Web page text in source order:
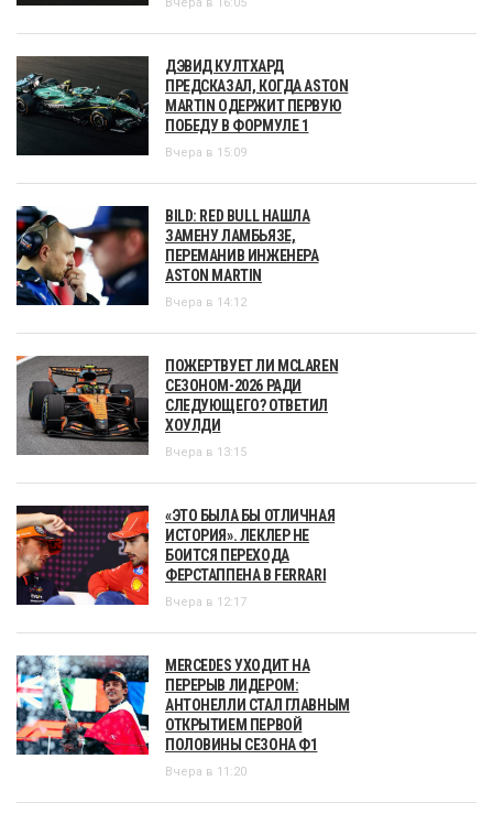
ДЭВИД КУЛТХАРД
ПРЕДСКАЗАЛ, КОГДА ASTON
MARTIN ОДЕРЖИТ ПЕРВУЮ
ПОБЕДУ В ФОРМУЛЕ 1
Вчера в 15:09
BILD: RED BULL НАШЛА
ЗАМЕНУ ЛАМБЬЯЗЕ,
ПЕРЕМАНИВ ИНЖЕНЕРА
ASTON MARTIN
Вчера в 14:12
ПОЖЕРТВУЕТ ЛИ MCLAREN
СЕЗОНОМ-2026 РАДИ
СЛЕДУЮЩЕГО? ОТВЕТИЛ
ХОУЛДИ
Вчера в 13:15
«ЭТО БЫЛА БЫ ОТЛИЧНАЯ
ИСТОРИЯ». ЛЕКЛЕР НЕ
БОИТСЯ ПЕРЕХОДА
ФЕРСТАППЕНА В FERRARI
Вчера в 12:17
MERCEDES УХОДИТ НА
ПЕРЕРЫВ ЛИДЕРОМ:
АНТОНЕЛЛИ СТАЛ ГЛАВНЫМ
ОТКРЫТИЕМ ПЕРВОЙ
ПОЛОВИНЫ СЕЗОНА Ф1
Вчера в 11:20